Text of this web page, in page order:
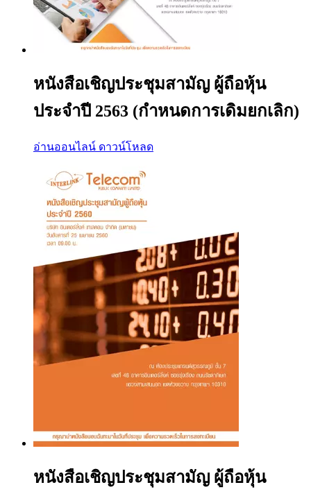
หนังสือเชิญประชุมสามัญ ผู้ถือหุ้น
ประจำปี 2563 (กำหนดการเดิมยกเลิก)
อ่านออนไลน์ ดาวน์โหลด
หนังสือเชิญประชุมสามัญ ผู้ถือหุ้น